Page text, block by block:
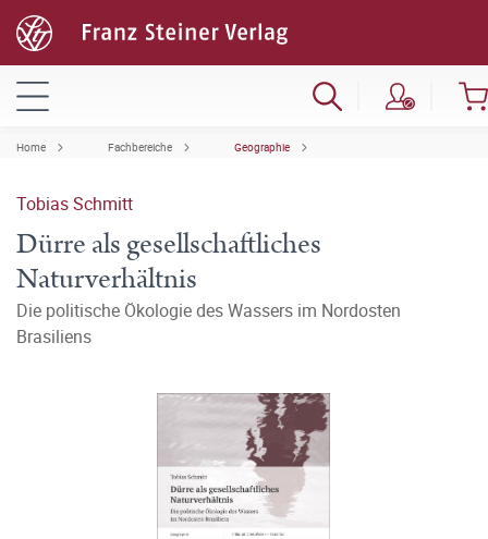
Home Fachbereiche Geographie
Tobias Schmitt
Dürre als gesellschaftliches
Naturverhältnis
Die politische Ökologie des Wassers im Nordosten
Brasiliens